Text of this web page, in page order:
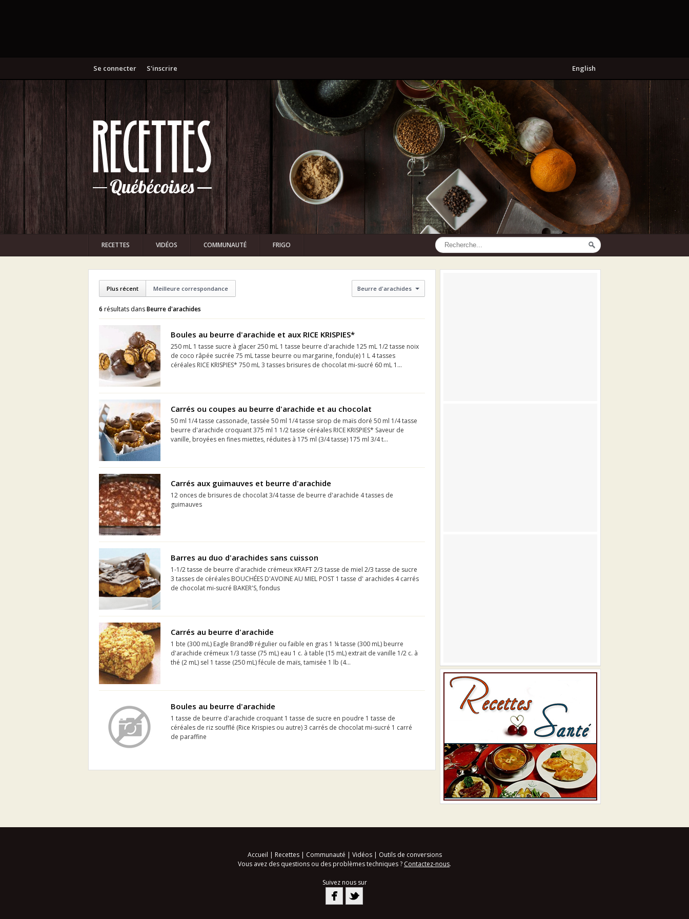
S'inscrire
Se connecter English
RECETTES VIDÉOS COMMUNAUTÉ FRIGO
Meilleure correspondance
Plus récent Beurre d'arachides
6 résultats dansBeurre d'arachides
Boules au beurre d'arachide et aux RICE KRISPIES*
250 mL 1 tasse sucre à glacer 250 mL 1 tasse beurre d'arachide 125 mL 1/2 tasse noix
de coco râpée sucrée 75 mL tasse beurre ou margarine, fondu(e) 1 L 4 tasses
céréales RICE KRISPIES* 750 mL 3 tasses brisures de chocolat mi-sucré 60 mL 1...
Carrés ou coupes au beurre d'arachide et au chocolat
50 ml 1/4 tasse cassonade, tassée 50 ml 1/4 tasse sirop de maïs doré 50 ml 1/4 tasse
beurre d'arachide croquant 375 ml 1 1/2 tasse céréales RICE KRISPIES* Saveur de
vanille, broyées en fines miettes, réduites à 175 ml (3/4 tasse) 175 ml 3/4 t...
Carrés aux guimauves et beurre d'arachide
12 onces de brisures de chocolat 3/4 tasse de beurre d'arachide 4 tasses de
guimauves
Barres au duo d'arachides sans cuisson
1-1/2 tasse de beurre d'arachide crémeux KRAFT 2/3 tasse de miel 2/3 tasse de sucre
3 tasses de céréales BOUCHÉES D'AVOINE AU MIEL POST 1 tasse d' arachides 4 carrés
de chocolat mi-sucré BAKER'S, fondus
Carrés au beurre d'arachide
1 bte (300 mL) Eagle Brand® régulier ou faible en gras 1 ¼ tasse (300 mL) beurre
d'arachide crémeux 1/3 tasse (75 mL) eau 1 c. à table (15 mL) extrait de vanille 1/2 c. à
thé (2 mL) sel 1 tasse (250 mL) fécule de maïs, tamisée 1 lb (4...
Boules au beurre d'arachide
1 tasse de beurre d'arachide croquant 1 tasse de sucre en poudre 1 tasse de
céréales de riz soufflé (Rice Krispies ou autre) 3 carrés de chocolat mi-sucré 1 carré
de paraffine
Accueil | Recettes| Communauté | Vidéos| Outils de conversions
Vous avez des questions ou des problèmes techniques ? Contactez-nous.
Suivez nous sur